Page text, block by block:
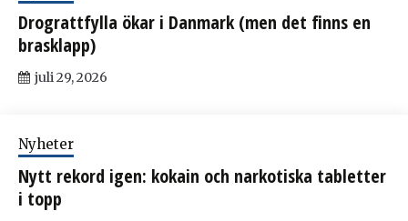
Drograttfylla ökar i Danmark (men det finns en
brasklapp)
juli 29, 2026
Nyheter
Nytt rekord igen: kokain och narkotiska tabletter
i topp